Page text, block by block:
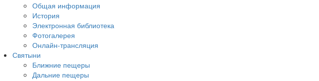
Общая информация
История
Электронная библиотека
Фотогалерея
Онлайн-трансляция
Святыни
Ближние пещеры
Дальние пещеры